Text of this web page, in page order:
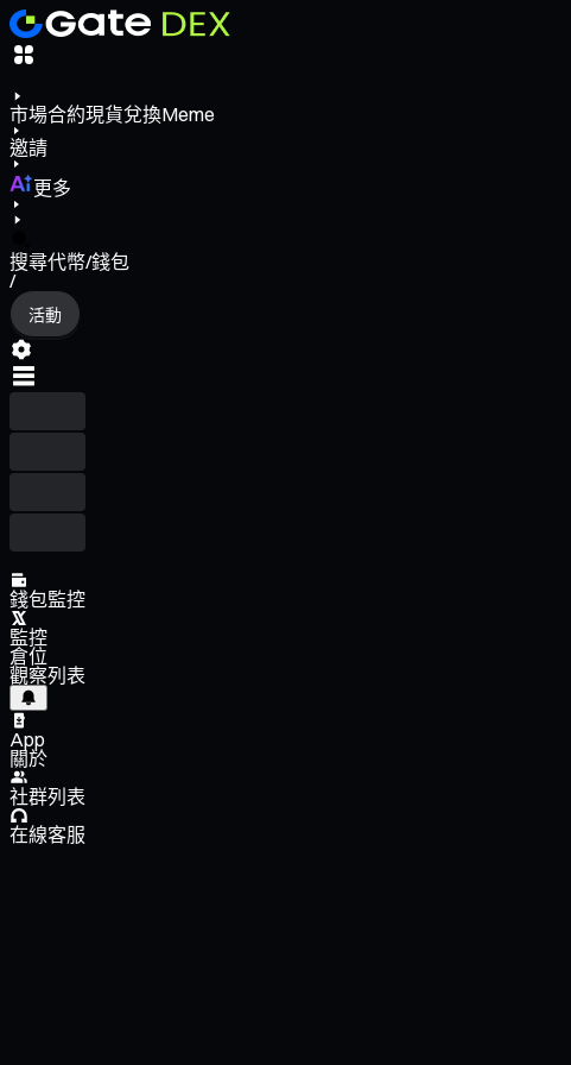
市場合約現貨兌換Meme
邀請
更多
搜尋代幣/錢包
/
活動
錢包監控
監控
倉位
觀察列表
App
關於
社群列表
在線客服